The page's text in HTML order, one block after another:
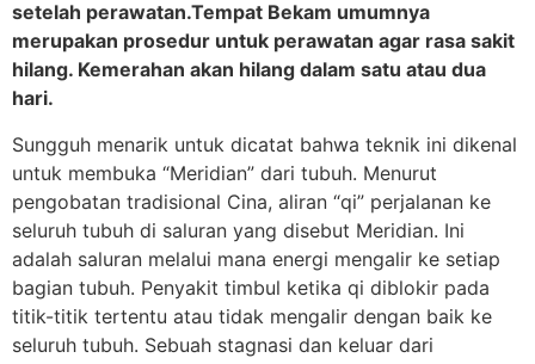
setelah perawatan.Tempat Bekam umumnya
merupakan prosedur untuk perawatan agar rasa sakit
hilang. Kemerahan akan hilang dalam satu atau dua
hari.
Sungguh menarik untuk dicatat bahwa teknik ini dikenal
untuk membuka “Meridian” dari tubuh. Menurut
pengobatan tradisional Cina, aliran “qi” perjalanan ke
seluruh tubuh di saluran yang disebut Meridian. Ini
adalah saluran melalui mana energi mengalir ke setiap
bagian tubuh. Penyakit timbul ketika qi diblokir pada
titik-titik tertentu atau tidak mengalir dengan baik ke
seluruh tubuh. Sebuah stagnasi dan keluar dari